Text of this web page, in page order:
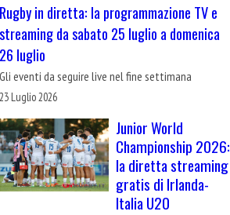
Rugby in diretta: la programmazione TV e
streaming da sabato 25 luglio a domenica
26 luglio
Gli eventi da seguire live nel fine settimana
23 Luglio 2026
Junior World
Championship 2026:
la diretta streaming
gratis di Irlanda-
Italia U20